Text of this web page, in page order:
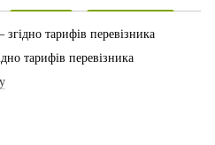
тарифів перевізника
тарифів перевізника